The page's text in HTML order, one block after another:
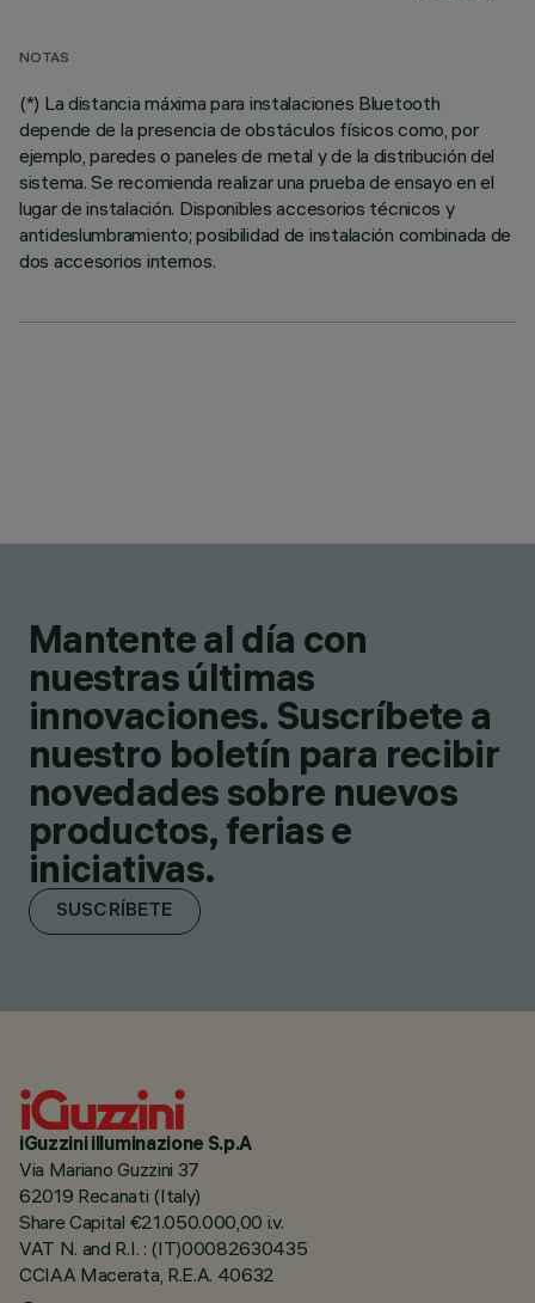
NOTAS
(*) La distancia máxima para instalaciones Bluetooth
depende de la presencia de obstáculos físicos como, por
ejemplo, paredes o paneles de metal y de la distribución del
sistema. Se recomienda realizar una prueba de ensayo en el
lugar de instalación. Disponibles accesorios técnicos y
antideslumbramiento; posibilidad de instalación combinada de
dos accesorios internos.
Mantente al día con
nuestras últimas
innovaciones. Suscríbete a
nuestro boletín para recibir
novedades sobre nuevos
productos, ferias e
iniciativas.
SUSCRÍBETE
iGuzzini illuminazione S.p.A
Via Mariano Guzzini 37
62019 Recanati (Italy)
Share Capital €21.050.000,00 i.v.
VAT N. and R.I. : (IT)00082630435
CCIAA Macerata, R.E.A. 40632